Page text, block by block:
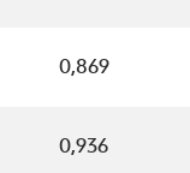
0,869
0,936